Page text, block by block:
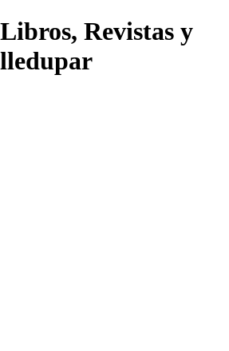
Revistas y